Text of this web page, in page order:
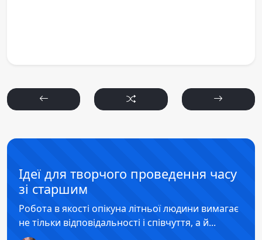
Ідеї для творчого проведення часу
зі старшим
Робота в якості опікуна літньої людини вимагає
не тільки відповідальності і співчуття, а й...